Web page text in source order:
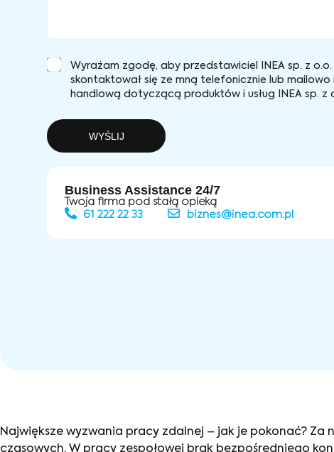
Wyrażam zgodę, aby przedstawiciel INEA sp. z
skontaktował się ze mną telefonicznie lub
handlową dotyczącą produktów i usług INEA sp. z
WYŚLIJ
Business Assistance 24/7
Twoja firma pod stałą opieką
61 222 22 33
biznes@inea.com.pl
Największe wyzwania pracy zdalnej – jak je pokonać?
czasowych. W pracy zespołowej brak bezpośredniego